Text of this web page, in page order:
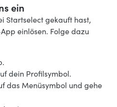
ein
Startselect gekauft hast,
einlösen. Folge dazu
dein Profilsymbol.
das Menüsymbol und gehe